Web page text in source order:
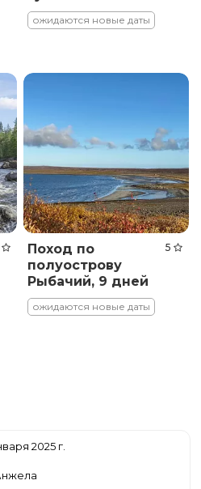
ожидаются новые даты
5
Поход по
полуострову
Рыбачий, 9 дней
ожидаются новые даты
2025 г.